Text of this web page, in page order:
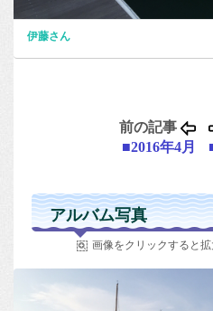
伊藤さん
前の記事
■2016年4月
アルバム写真
画像をクリックすると拡